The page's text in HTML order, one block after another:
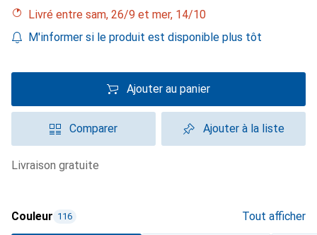
Livré entre sam, 26/9 et mer, 14/10
M'informer si le produit est disponible plus tôt
Ajouter au panier
Comparer Ajouter à la liste
livraison gratuite
Couleur 116 Tout afficher